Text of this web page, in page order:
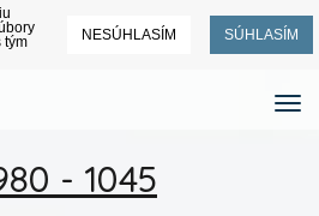
tým
NESÚHLASÍM SÚHLASÍM
- 1045